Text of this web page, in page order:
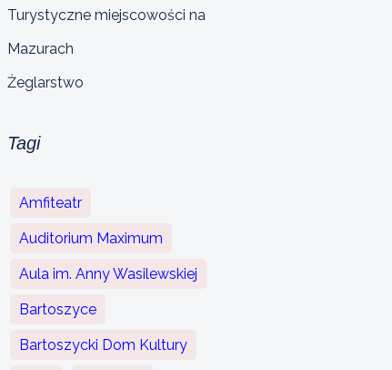
Turystyczne miejscowości na
Mazurach
Żeglarstwo
Tagi
Amfiteatr
Auditorium Maximum
Aula im. Anny Wasilewskiej
Bartoszyce
Bartoszycki Dom Kultury